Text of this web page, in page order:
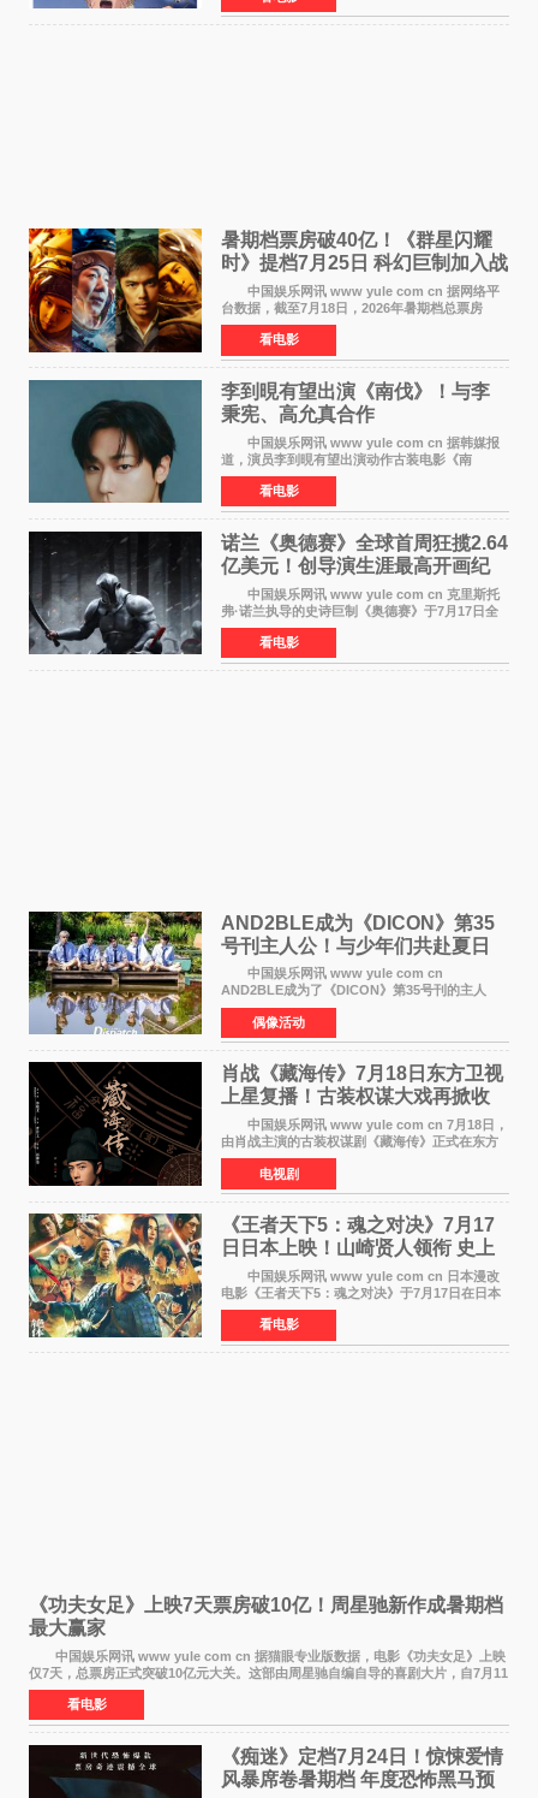
感历程。
暑期档票房破40亿！《群星闪耀
时》提档7月25日 科幻巨制加入战
中国娱乐网讯 www yule com cn 据网络平
台数据，截至7月18日，2026年暑期档总票房
（含预售）已正式突破40亿元大关，年度总票房
也随之逼近197亿元。超百部中外佳片同台竞技，
点燃了盛夏的电
看电影
李到晛有望出演《南伐》！与李
秉宪、高允真合作
中国娱乐网讯 www yule com cn 据韩媒报
道，演员李到晛有望出演动作古装电影《南
伐》，与李秉宪、高允真合作，引发关注。
该片为动作古装片，讲述朝鲜初期，为了解救被
倭寇绑走的俘虏，9
看电影
诺兰《奥德赛》全球首周狂揽2.64
亿美元！创导演生涯最高开画纪
中国娱乐网讯 www yule com cn 克里斯托
弗·诺兰执导的史诗巨制《奥德赛》于7月17日全
球上映，首周末票房表现远超预期——北美首周
三天粗报1 245亿美元（开画3919馆），全球首周
2 641亿美元
看电影
AND2BLE成为《DICON》第35
号刊主人公！与少年们共赴夏日
之约
中国娱乐网讯 www yule com cn
AND2BLE成为了《DICON》第35号刊的主人
公，本期标题为And The Summer。作为出道后
首次担任杂志画报主角的完整体，AND2BLE用清
澈的少年感与全新的夏天相遇了
偶像活动
肖战《藏海传》7月18日东方卫视
上星复播！古装权谋大戏再掀收
视热潮
中国娱乐网讯 www yule com cn 7月18日，
由肖战主演的古装权谋剧《藏海传》正式在东方
卫视上星复播，引发广泛关注。该剧此前已在网
络平台播出，凭借精良制作和紧凑剧情收获不俗
口碑，此次上
电视剧
《王者天下5：魂之对决》7月17
日日本上映！山崎贤人领衔 史上
最大“函谷关防卫战”
中国娱乐网讯 www yule com cn 日本漫改
电影《王者天下5：魂之对决》于7月17日在日本
全国上映。这部由佐藤信介执导、山崎贤人主演
的历史动作片，改编自原泰久同名人气漫画，继
续讲述信和漂
看电影
《功夫女足》上映7天票房破10亿！周星驰新作成暑期档
最大赢家
中国娱乐网讯 www yule com cn 据猫眼专业版数据，电影《功夫女足》上映
仅7天，总票房正式突破10亿元大关。这部由周星驰自编自导的喜剧大片，自7月11
日公映以来便展现出惊人的市场统治力。
看电影
《痴迷》定档7月24日！惊悚爱情
风暴席卷暑期档 年度恐怖黑马预